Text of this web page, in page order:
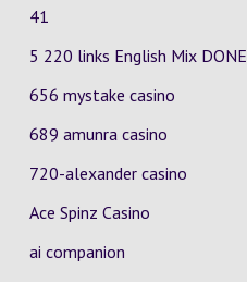
41
5 220 links English Mix DONE
656 mystake casino
689 amunra casino
720-alexander casino
Ace Spinz Casino
ai companion